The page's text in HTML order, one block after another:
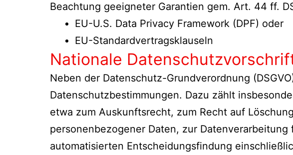
Beachtung geeigneter Garantien gem. Art. 44 ff.
EU-U.S. Data Privacy Framework (DPF) oder
EU-Standardvertragsklauseln
Nationale
Neben der Datenschutz-Grundverordnung
Datenschutzbestimmungen. Dazu zählt
etwa zum Auskunftsrecht, zum Recht auf
personenbezogener Daten, zur
automatisierten Entscheidungsfindung